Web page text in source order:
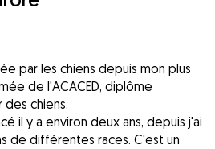
par les chiens depuis mon plus
de l'ACACED, diplôme
chiens.
il y a environ deux ans, depuis j'ai
de différentes races. C'est un